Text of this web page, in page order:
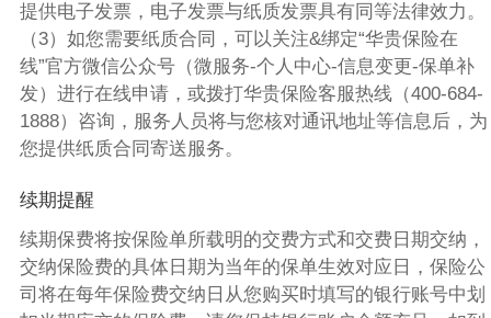
提供电子发票，电子发票与纸质发票具有同等法律效力。
（3）如您需要纸质合同，可以关注&绑定“华贵保险在
线”官方微信公众号（微服务-个人中心-信息变更-保单补
发）进行在线申请，或拨打华贵保险客服热线（400-684-
1888）咨询，服务人员将与您核对通讯地址等信息后，为
您提供纸质合同寄送服务。
续期提醒
续期保费将按保险单所载明的交费方式和交费日期交纳，
交纳保险费的具体日期为当年的保单生效对应日，保险公
司将在每年保险费交纳日从您购买时填写的银行账号中划